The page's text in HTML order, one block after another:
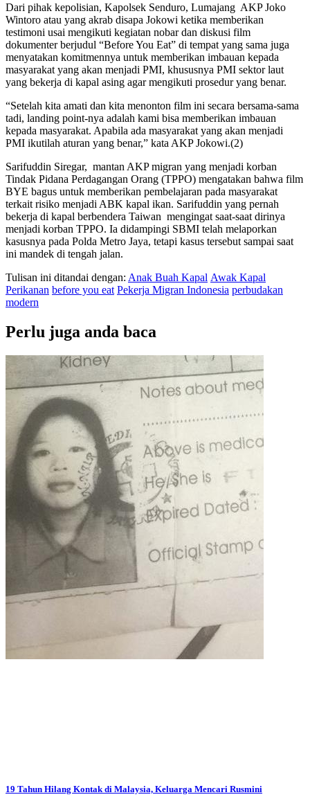
Dari pihak kepolisian, Kapolsek Senduro, Lumajang AKP Joko
Wintoro atau yang akrab disapa Jokowi ketika memberikan
testimoni usai mengikuti kegiatan nobar dan diskusi film
dokumenter berjudul “Before You Eat” di tempat yang sama juga
menyatakan komitmennya untuk memberikan imbauan kepada
masyarakat yang akan menjadi PMI, khususnya PMI sektor laut
yang bekerja di kapal asing agar mengikuti prosedur yang benar.
“Setelah kita amati dan kita menonton film ini secara bersama-sama
tadi, landing point-nya adalah kami bisa memberikan imbauan
kepada masyarakat. Apabila ada masyarakat yang akan menjadi
PMI ikutilah aturan yang benar,” kata AKP Jokowi.(2)
Sarifuddin Siregar, mantan AKP migran yang menjadi korban
Tindak Pidana Perdagangan Orang (TPPO) mengatakan bahwa film
BYE bagus untuk memberikan pembelajaran pada masyarakat
terkait risiko menjadi ABK kapal ikan. Sarifuddin yang pernah
bekerja di kapal berbendera Taiwan mengingat saat-saat dirinya
menjadi korban TPPO. Ia didampingi SBMI telah melaporkan
kasusnya pada Polda Metro Jaya, tetapi kasus tersebut sampai saat
ini mandek di tengah jalan.
Tulisan ini ditandai dengan: Anak Buah Kapal Awak Kapal
Perikanan before you eat Pekerja Migran Indonesia perbudakan
modern
Perlu juga anda baca
19 Tahun Hilang Kontak di Malaysia, Keluarga Mencari Rusmini